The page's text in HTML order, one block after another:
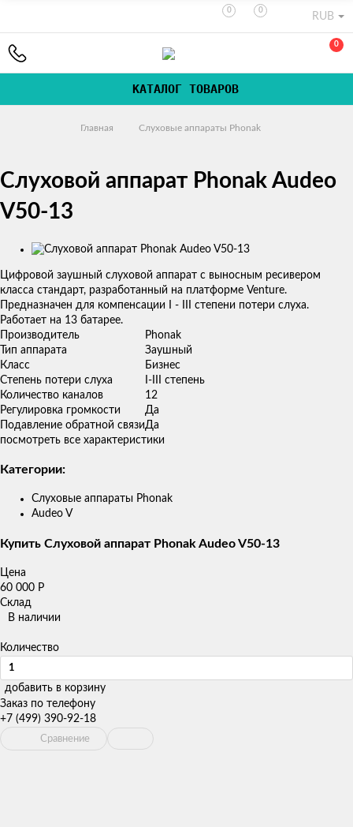
0 0
RUB
0
КАТАЛОГ ТОВАРОВ
Главная Слуховые аппараты Phonak
Слуховой аппарат Phonak Audeo
V50-13
Изображения
Цифровой заушный слуховой аппарат с выносным ресивером
класса стандарт, разработанный на платформе Venture.
Предназначен для компенсации I - III степени потери слуха.
Работает на 13 батарее.
Производитель
Phonak
Тип аппарата
Заушный
Класс
Бизнес
Степень потери слуха
I-III степень
Количество каналов
12
Регулировка громкости
Да
Подавление обратной связиДа
посмотреть все характеристики
Категории:
Слуховые аппараты Phonak
Audeo V
Купить Слуховой аппарат Phonak Audeo V50-13
Цена
60 000 Р
Склад
В наличии
Количество
добавить в корзину
Заказ по телефону
+7 (499) 390-92-18
Сравнение